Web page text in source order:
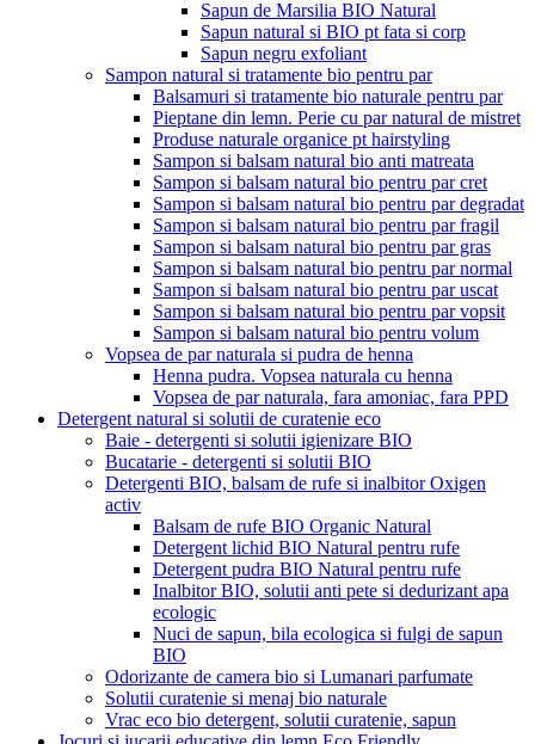
Sapun de Marsilia BIO Natural
Sapun natural si BIO pt fata si corp
Sapun negru exfoliant
Sampon natural si tratamente bio pentru par
Balsamuri si tratamente bio naturale pentru par
Pieptane din lemn. Perie cu par natural de mistret
Produse naturale organice pt hairstyling
Sampon si balsam natural bio anti matreata
Sampon si balsam natural bio pentru par cret
Sampon si balsam natural bio pentru par degradat
Sampon si balsam natural bio pentru par fragil
Sampon si balsam natural bio pentru par gras
Sampon si balsam natural bio pentru par normal
Sampon si balsam natural bio pentru par uscat
Sampon si balsam natural bio pentru par vopsit
Sampon si balsam natural bio pentru volum
Vopsea de par naturala si pudra de henna
Henna pudra. Vopsea naturala cu henna
Vopsea de par naturala, fara amoniac, fara PPD
Detergent natural si solutii de curatenie eco
Baie - detergenti si solutii igienizare BIO
Bucatarie - detergenti si solutii BIO
Detergenti BIO, balsam de rufe si inalbitor Oxigen
activ
Balsam de rufe BIO Organic Natural
Detergent lichid BIO Natural pentru rufe
Detergent pudra BIO Natural pentru rufe
Inalbitor BIO, solutii anti pete si dedurizant apa
ecologic
Nuci de sapun, bila ecologica si fulgi de sapun
BIO
Odorizante de camera bio si Lumanari parfumate
Solutii curatenie si menaj bio naturale
Vrac eco bio detergent, solutii curatenie, sapun